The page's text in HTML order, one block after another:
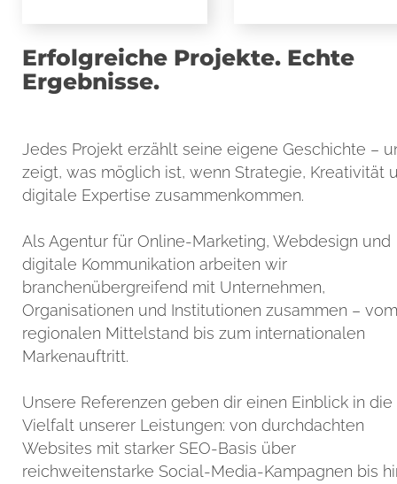
Erfolgreiche Projekte. Echte
Ergebnisse.
Jedes Projekt erzählt seine eigene Geschichte –
zeigt, was möglich ist, wenn Strategie, Kreativität
digitale Expertise zusammenkommen.
Als Agentur für Online-Marketing, Webdesign und
digitale Kommunikation arbeiten wir
branchenübergreifend mit Unternehmen,
Organisationen und Institutionen zusammen – vom
regionalen Mittelstand bis zum internationalen
Markenauftritt.
Unsere Referenzen geben dir einen Einblick in die
Vielfalt unserer Leistungen: von durchdachten
Websites mit starker SEO-Basis über
reichweitenstarke Social-Media-Kampagnen bis